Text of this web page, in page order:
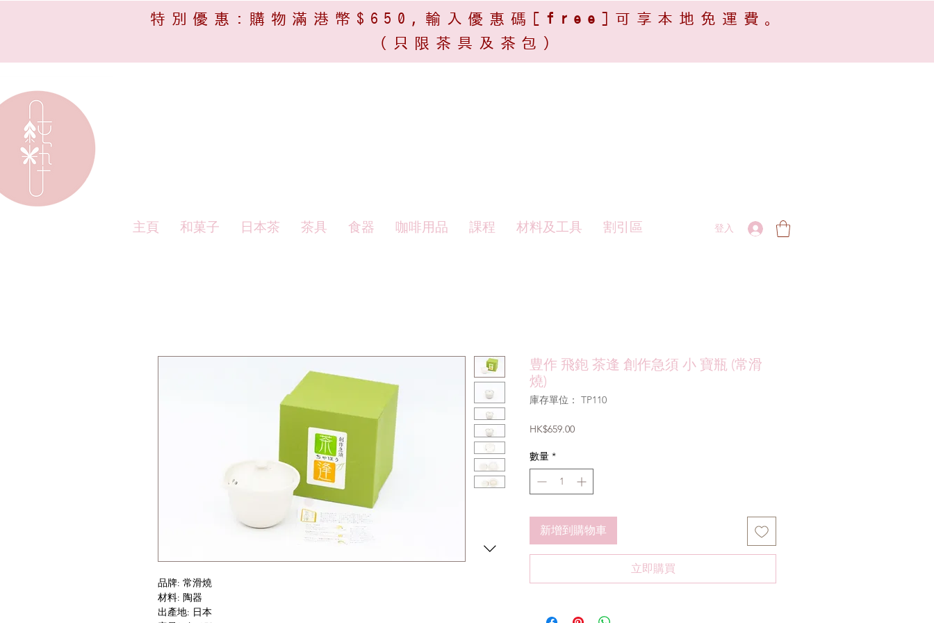
特別優惠:購物滿港幣$650,輸入優惠碼[ free
]可享本地免運費。
(只限茶具及茶包)​
主頁 和菓子 日本茶 茶具 食器 咖啡用品 課程 材料及工具 割引區 登入
品牌: 常滑燒
材料: 陶器
出產地: 日本
豊作 飛鉋 茶逢 創作急須 小 寶瓶 (常滑
燒)
庫存單位： TP110
HK$659.00價
數量 *
新增到購物車
立即購買